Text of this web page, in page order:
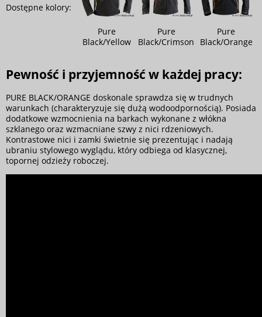
Dostępne kolory:
Pure
Black/Yellow
Pure
Black/Crimson
Pure
Black/Orange
Pewność i przyjemność w każdej pracy:
PURE BLACK/ORANGE doskonale sprawdza się w trudnych
warunkach (charakteryzuje się dużą wodoodpornością). Posiada
dodatkowe wzmocnienia na barkach wykonane z włókna
szklanego oraz wzmacniane szwy z nici rdzeniowych.
Kontrastowe nici i zamki świetnie się prezentując i nadają
ubraniu stylowego wyglądu, który odbiega od klasycznej,
topornej odzieży roboczej.